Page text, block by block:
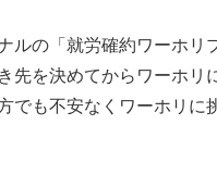
ルの「就労確約ワーホリ
先を決めてからワーホリ
でも不安なくワーホリに